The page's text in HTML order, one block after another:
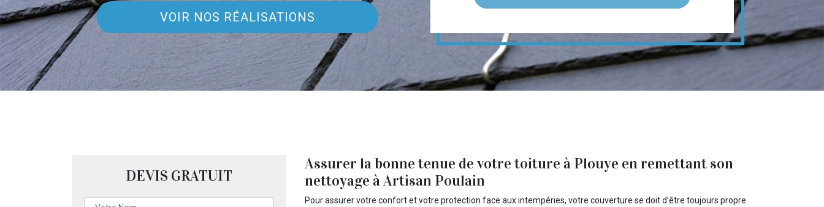
VOIR NOS RÉALISATIONS
DEVIS GRATUIT
Assurer la bonne tenue de votre toiture à Plouye en remettant son
nettoyage à Artisan Poulain
Pour assurer votre confort et votre protection face aux intempéries, votre couverture se doit d’être toujours propre